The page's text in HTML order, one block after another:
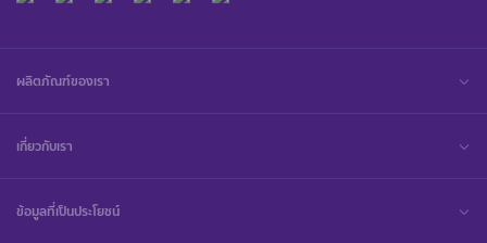
ผลิตภัณฑ์ของเรา
เกี่ยวกับเรา
ข้อมูลที่เป็นประโยชน์